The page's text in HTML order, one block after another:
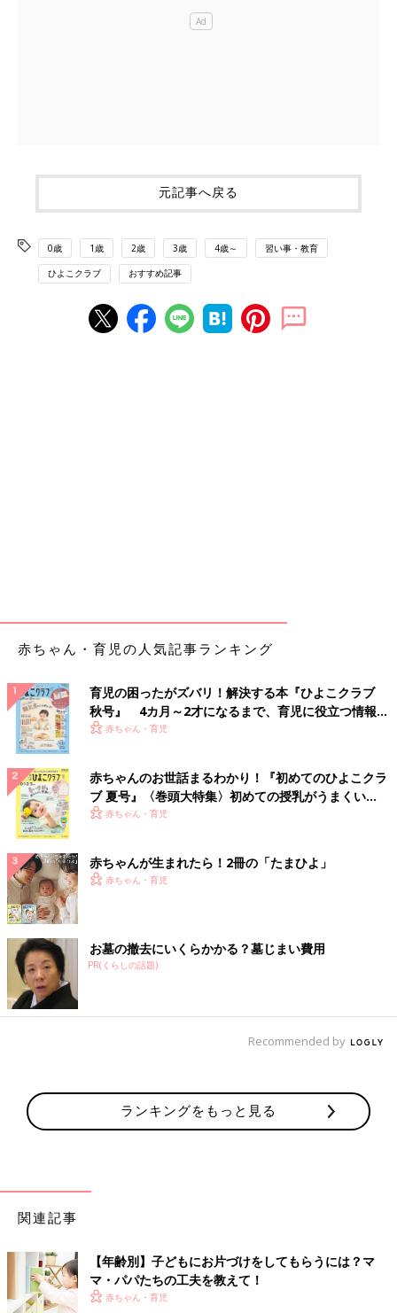
元記事へ戻る
0歳 1歳 2歳 3歳 4歳～ 習い事・教育
ひよこクラブ おすすめ記事
赤ちゃん・育児の人気記事ランキング
育児の困ったがズバリ！解決する本『ひよこクラブ
秋号』 4カ月～2才になるまで、育児に役立つ情報が
いっぱい！
赤ちゃん・育児
赤ちゃんのお世話まるわかり！『初めてのひよこクラ
ブ 夏号』〈巻頭大特集〉初めての授乳がうまくい
く！ おっぱい・ミルクの基本と夏のトラブル 解決テ
赤ちゃん・育児
赤ちゃんが生まれたら！2冊の「たまひよ」
赤ちゃん・育児
お墓の撤去にいくらかかる？墓じまい費用
PR(くらしの話題)
Recommended by
ランキングをもっと見る
関連記事
【年齢別】子どもにお片づけをしてもらうには？マ
マ・パパたちの工夫を教えて！
赤ちゃん・育児